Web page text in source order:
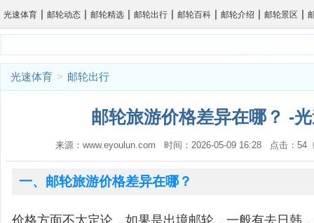
光速体育 | 邮轮动态 | 邮轮精选 | 邮轮出行 | 邮轮百科 | 邮轮介绍 | 邮轮景区 |
光速体育 > 邮轮出行
邮轮旅游价格差异在哪？ -
来源：www.eyoulun.com 时间：2026-05-09 16:28 点击：
一、邮轮旅游价格差异在哪？
价格方面不太定论，如果是出境邮轮，一般有去日韩